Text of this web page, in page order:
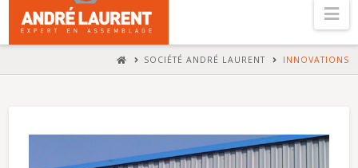
HOMESOCIÉTÉ ANDRÉ LAURENT INNOVATIONS